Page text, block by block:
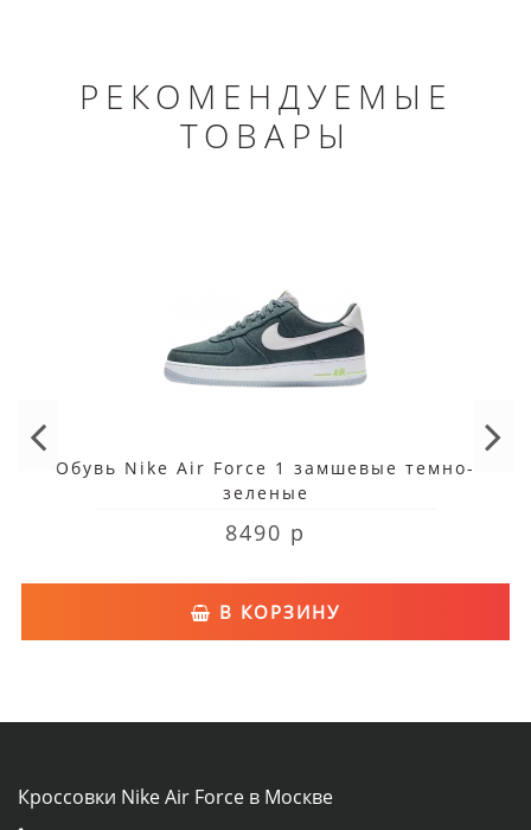
РЕКОМЕНДУЕМЫЕ
ТОВАРЫ
Обувь Nike Air Force 1 замшевые темно-
зеленые
8490 р
В КОРЗИНУ
Кроссовки Nike Air Force в Москве